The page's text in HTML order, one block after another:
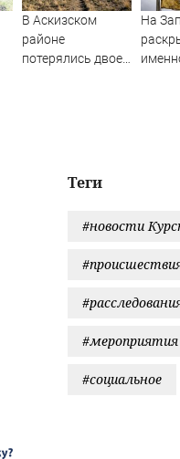
В Аскизском
районе
потерялись двое
На
Теги
#новости
#мероприятия
#социальное